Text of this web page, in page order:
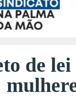
de